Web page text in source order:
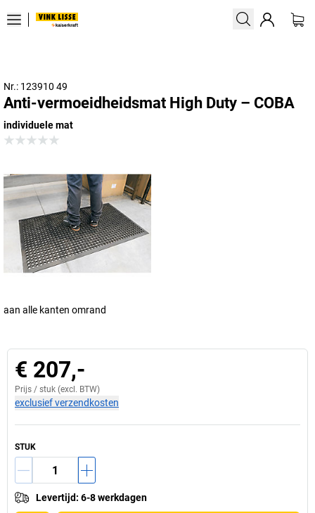
Nr.: 123910 49
Anti-vermoeidheidsmat High Duty – COBA
individuele mat
aan alle kanten omrand
€ 207,-
Prijs / stuk (excl. BTW)
exclusief verzendkosten
STUK
Levertijd: 6-8 werkdagen